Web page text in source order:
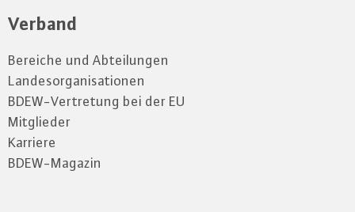
Verband
Bereiche und Abteilungen
Landesorganisationen
BDEW-Vertretung bei der EU
Mitglieder
Karriere
BDEW-Magazin